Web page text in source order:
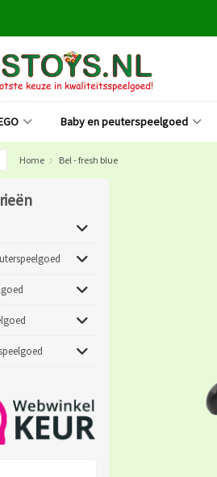
Baby en peuterspeelgoed
Home Bel - fresh blue